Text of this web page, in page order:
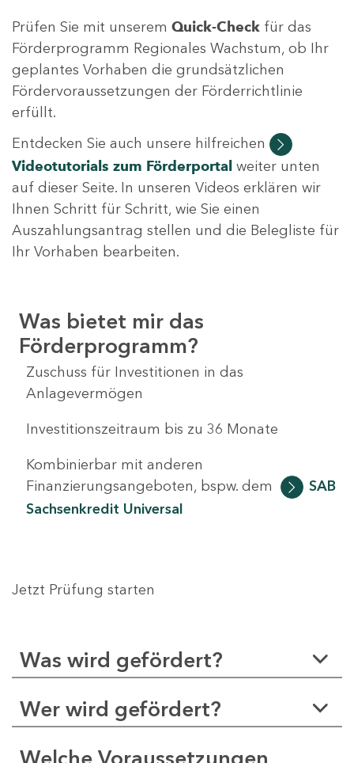
Prüfen Sie mit unserem Quick-Check für das
Förderprogramm Regionales Wachstum, ob Ihr
geplantes Vorhaben die grundsätzlichen
Fördervoraussetzungen der Förderrichtlinie
erfüllt.
Entdecken Sie auch unsere hilfreichen
Videotutorials zum Förderportal weiter unten
auf dieser Seite. In unseren Videos erklären wir
Ihnen Schritt für Schritt, wie Sie einen
Auszahlungsantrag stellen und die Belegliste für
Ihr Vorhaben bearbeiten.
Was bietet mir das
Förderprogramm?
Zuschuss für Investitionen in das
Anlagevermögen
Investitionszeitraum bis zu 36 Monate
Kombinierbar mit anderen
Finanzierungsangeboten, bspw. dem
SAB
Sachsenkredit Universal
Jetzt Prüfung starten
Was wird gefördert?
Wer wird gefördert?
Welche Voraussetzungen